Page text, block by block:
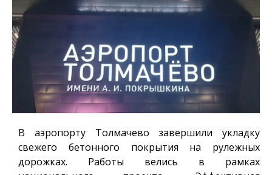
В аэропорту Толмачево завершили укладку
свежего бетонного покрытия на рулежных
дорожках. Работы велись в рамках